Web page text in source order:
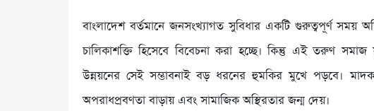
বাংলাদেশ বর্তমানে জনসংখ্যাগত সুবিধার একটি গুরুত্বপূর্ণ সময়
চালিকাশক্তি হিসেবে বিবেচনা করা হচ্ছে। কিন্তু এই তরুণ
উন্নয়নের সেই সম্ভাবনাই বড় ধরনের হুমকির মুখে পড়বে।
অপরাধপ্রবণতা বাড়ায় এবং সামাজিক অস্থিরতার জন্ম দেয়।